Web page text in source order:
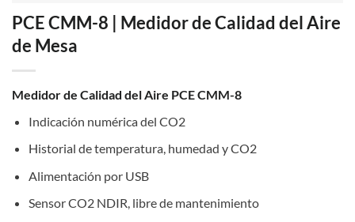
PCE CMM-8 | Medidor de Calidad del Aire
de Mesa
Medidor de Calidad del Aire PCE CMM-8
Indicación numérica del CO2
Historial de temperatura, humedad y CO2
Alimentación por USB
Sensor CO2 NDIR, libre de mantenimiento